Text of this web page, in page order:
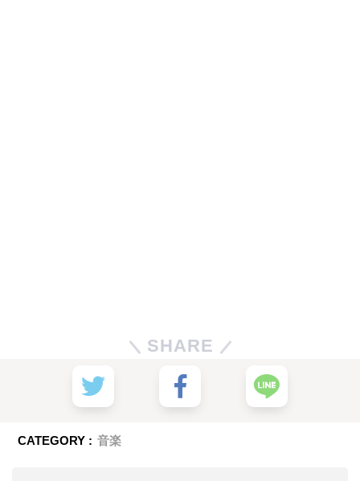
SHARE
CATEGORY : 音楽